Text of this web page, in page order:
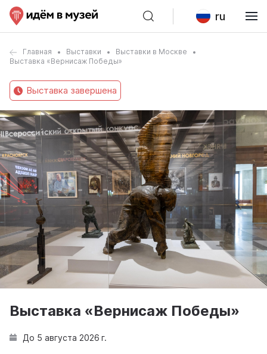
ru
Главная Выставки
Выставки в Москве
Выставка «Вернисаж Победы»
Выставка завершена
Выставка «Вернисаж Победы»
До 5 августа 2026 г.